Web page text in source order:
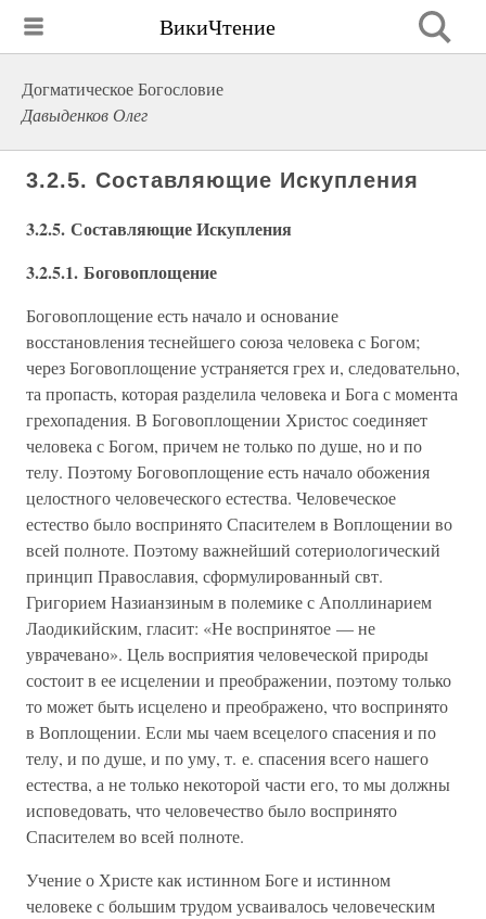
ВикиЧтение
Догматическое Богословие
Давыденков Олег
3.2.5. Составляющие Искупления
3.2.5. Составляющие Искупления
3.2.5.1. Боговоплощение
Боговоплощение есть начало и основание
восстановления теснейшего союза человека с Богом;
через Боговоплощение устраняется грех и, следовательно,
та пропасть, которая разделила человека и Бога с момента
грехопадения. В Боговоплощении Христос соединяет
человека с Богом, причем не только по душе, но и по
телу. Поэтому Боговоплощение есть начало обожения
целостного человеческого естества. Человеческое
естество было воспринято Спасителем в Воплощении во
всей полноте. Поэтому важнейший сотериологический
принцип Православия, сформулированный свт.
Григорием Назианзиным в полемике с Аполлинарием
Лаодикийским, гласит: «Не воспринятое — не
уврачевано». Цель восприятия человеческой природы
состоит в ее исцелении и преображении, поэтому только
то может быть исцелено и преображено, что воспринято
в Воплощении. Если мы чаем всецелого спасения и по
телу, и по душе, и по уму, т. е. спасения всего нашего
естества, а не только некоторой части его, то мы должны
исповедовать, что человечество было воспринято
Спасителем во всей полноте.
Учение о Христе как истинном Боге и истинном
человеке с большим трудом усваивалось человеческим